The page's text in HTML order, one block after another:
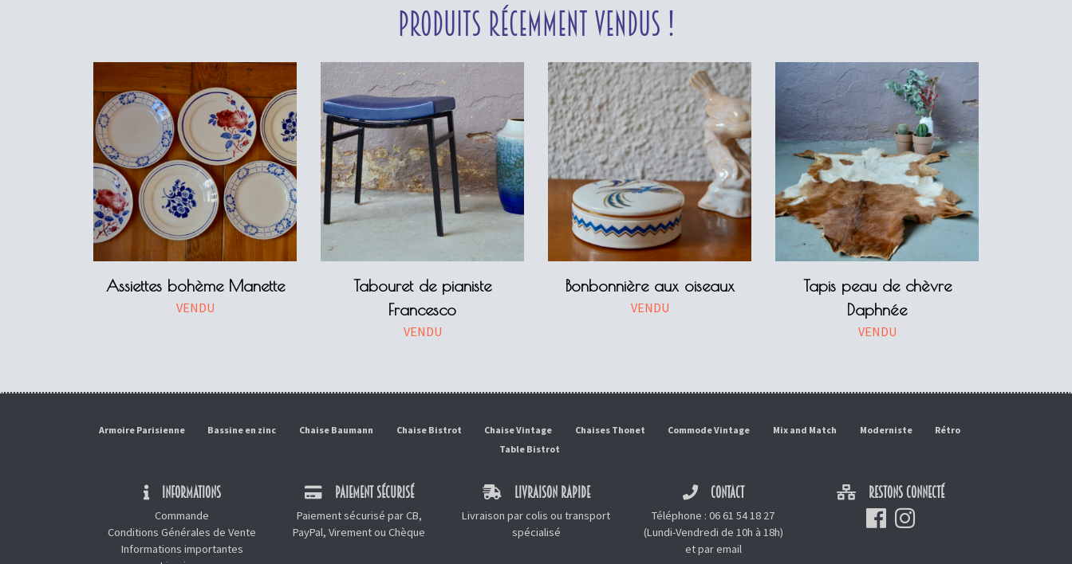
Produits récemment vendus !
Assiettes bohème Manette
VENDU
Tabouret de pianiste
Francesco
VENDU
Bonbonnière aux oiseaux
VENDU
Tapis peau de chèvre
Daphnée
VENDU
Armoire Parisienne Bassine en zinc Chaise Baumann Chaise Bistrot Chaise Vintage Chaises Thonet Commode Vintage Mix and Match Moderniste
Rétro
Table Bistrot
INFORMATIONS
Commande
Conditions Générales de Vente
Informations importantes
PAIEMENT SÉCURISÉ
Paiement sécurisé par CB,
PayPal, Virement ou Chèque
LIVRAISON RAPIDE
Livraison par colis ou transport
spécialisé
CONTACT
Téléphone : 06 61 54 18 27
(Lundi-Vendredi de 10h à 18h)
etpar email
RESTONS CONNECTÉ